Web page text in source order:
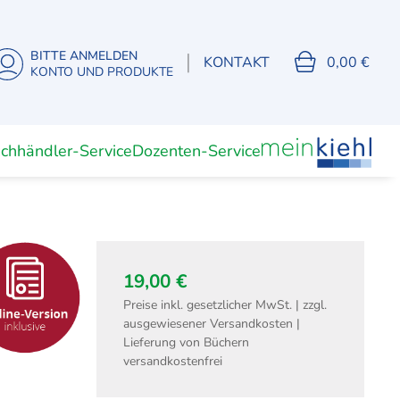
BITTE ANMELDEN
KONTO UND PRODUKTE
| KONTAKT 0,00 €
ServiceDozenten-Service
Unterrichtsmaterial
Dozenten
Fachwirte
Fachwirt Büro- und
(Digitale) Lernkarten
19,00 €
Preise inkl. gesetzlicher MwSt. | zzgl.
ausgewiesener Versandkosten |
Lieferung von Büchern
versandkostenfrei